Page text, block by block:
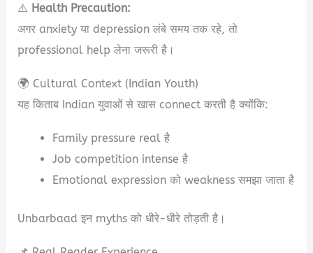
⚠️ Health Precaution:
अगर anxiety या depression लंबे समय तक रहे, तो
professional help लेना जरूरी है।
🌍 Cultural Context (Indian Youth)
यह किताब Indian युवाओं से खास connect करती है क्योंकि:
Family pressure real है
Job competition intense है
Emotional expression को weakness समझा जाता है
Unbarbaad इन myths को धीरे-धीरे तोड़ती है।